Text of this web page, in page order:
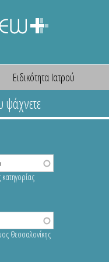
Θεσσαλονίκης